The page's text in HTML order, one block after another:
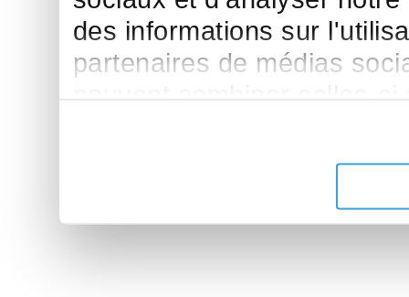
des informations sur
partenaires de médias